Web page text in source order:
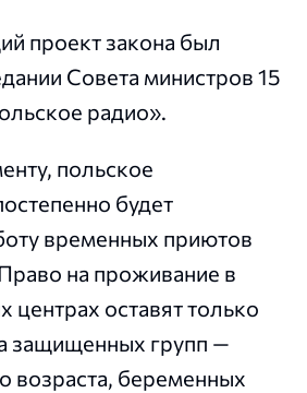
проект закона был
Совета министров 15
радио».
польское
будет
временных приютов
на проживание в
центрах оставят только
защищенных групп —
возраста, беременных